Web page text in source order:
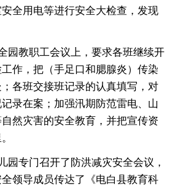
全用电等进行安全大检查，发现
园教职工会议上，要求各班继续开
作，把（手足口和腮腺炎）传染
各班交接班记录的认真填写，对
录在案；加强汛期防范雷电、山
然灾害的安全教育，并把宣传资
园专门召开了防洪减灾安全会议，
领导成员传达了《电白县教育科